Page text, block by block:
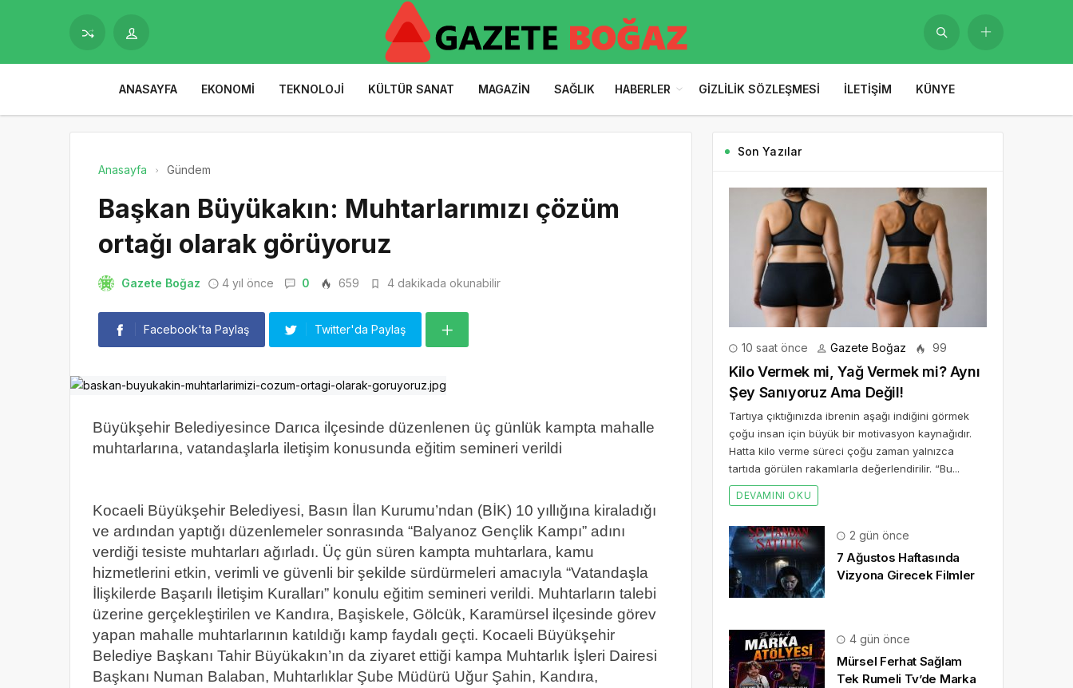
ANASAYFA EKONOMI TEKNOLOJI KÜLTÜR SANAT MAGAZIN SAĞLIK HABERLER GIZLILIK SÖZLEŞMESI İLETIŞIM KÜNYE
Anasayfa Gündem
Başkan Büyükakın: Muhtarlarımızı çözüm
ortağı olarak görüyoruz
Gazete Boğaz 4 yıl önce 0 659 4 dakikada okunabilir
Facebook'ta Paylaş Twitter'da Paylaş
Büyükşehir Belediyesince Darıca ilçesinde düzenlenen üç günlük kampta mahalle
muhtarlarına, vatandaşlarla iletişim konusunda eğitim semineri verildi
Kocaeli Büyükşehir Belediyesi, Basın İlan Kurumu’ndan (BİK) 10 yıllığına kiraladığı
ve ardından yaptığı düzenlemeler sonrasında “Balyanoz Gençlik Kampı” adını
verdiği tesiste muhtarları ağırladı. Üç gün süren kampta muhtarlara, kamu
hizmetlerini etkin, verimli ve güvenli bir şekilde sürdürmeleri amacıyla “Vatandaşla
İlişkilerde Başarılı İletişim Kuralları” konulu eğitim semineri verildi. Muhtarların talebi
üzerine gerçekleştirilen ve Kandıra, Başiskele, Gölcük, Karamürsel ilçesinde görev
yapan mahalle muhtarlarının katıldığı kamp faydalı geçti. Kocaeli Büyükşehir
Belediye Başkanı Tahir Büyükakın’ın da ziyaret ettiği kampa Muhtarlık İşleri Dairesi
Başkanı Numan Balaban, Muhtarlıklar Şube Müdürü Uğur Şahin, Kandıra,
Son Yazılar
10 saat önce Gazete Boğaz 99
Kilo Vermek mi, Yağ Vermek mi? Aynı
Şey Sanıyoruz Ama Değil!
Tartıya çıktığınızda ibrenin aşağı indiğini görmek
çoğu insan için büyük bir motivasyon kaynağıdır.
Hatta kilo verme süreci çoğu zaman yalnızca
tartıda görülen rakamlarla değerlendirilir. “Bu...
DEVAMINI OKU
2 gün önce
7 Ağustos Haftasında
Vizyona Girecek Filmler
4 gün önce
Mürsel Ferhat Sağlam
Tek Rumeli Tv’de Marka